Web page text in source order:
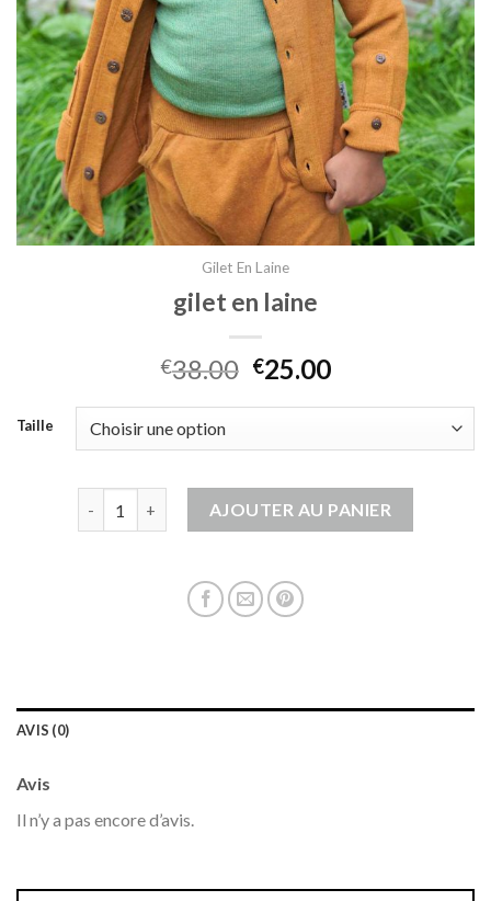
Gilet En Laine
gilet en laine
€38.00 €25.00
Taille
AJOUTER AU PANIER
AVIS (0)
Avis
Il n’y a pas encore d’avis.